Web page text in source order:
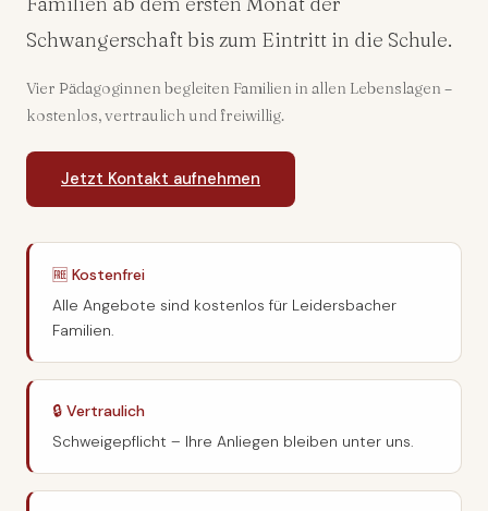
Schwangerschaft bis zum Eintritt in die Schule.
Vier Pädagoginnen begleiten Familien in allen Lebenslagen –
kostenlos, vertraulich und freiwillig.
Jetzt Kontakt aufnehmen
🆓 Kostenfrei
Alle Angebote sind kostenlos für Leidersbacher
Familien.
🔒 Vertraulich
Schweigepflicht – Ihre Anliegen bleiben unter uns.